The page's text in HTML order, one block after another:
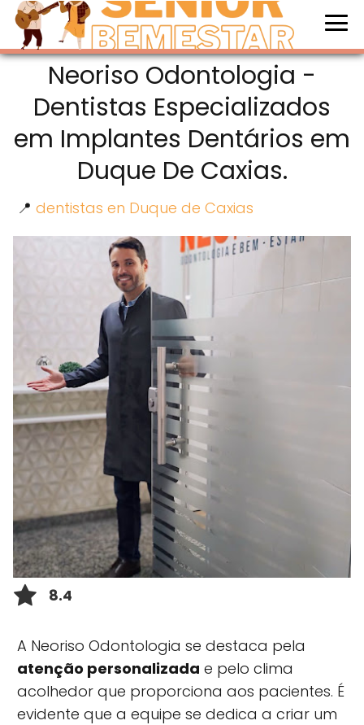
Neoriso Odontologia -
Dentistas Especializados
em Implantes Dentários em
Duque De Caxias.
📍 dentistas en Duque de Caxias
8.4
A Neoriso Odontologia se destaca pela
atenção personalizada e pelo clima
acolhedor que proporciona aos pacientes. É
evidente que a equipe se dedica a criar um